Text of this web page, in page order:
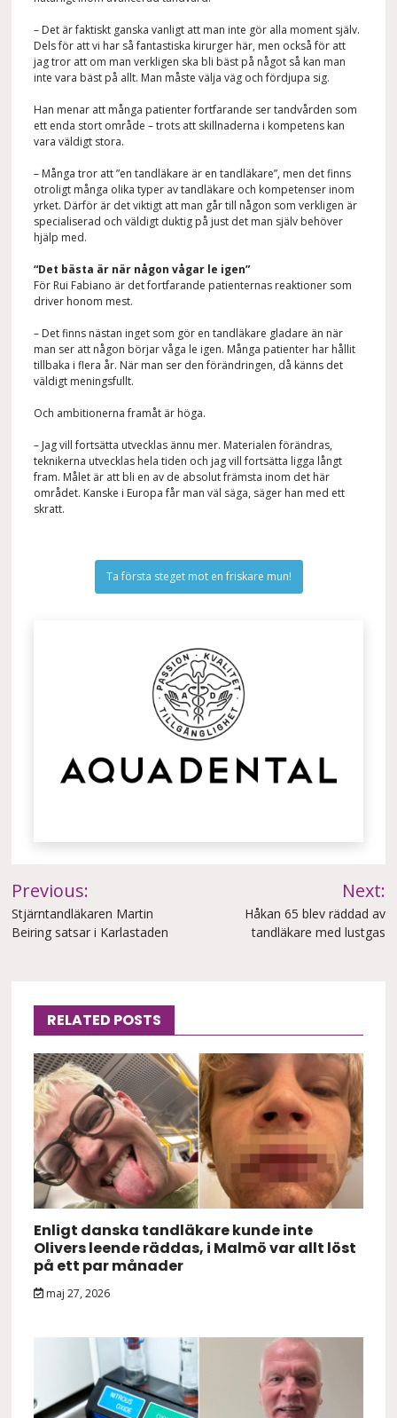
– Det är faktiskt ganska vanligt att man inte gör alla moment själv.
Dels för att vi har så fantastiska kirurger här, men också för att
jag tror att om man verkligen ska bli bäst på något så kan man
inte vara bäst på allt. Man måste välja väg och fördjupa sig.
Han menar att många patienter fortfarande ser tandvården som
ett enda stort område – trots att skillnaderna i kompetens kan
vara väldigt stora.
– Många tror att ”en tandläkare är en tandläkare”, men det finns
otroligt många olika typer av tandläkare och kompetenser inom
yrket. Därför är det viktigt att man går till någon som verkligen är
specialiserad och väldigt duktig på just det man själv behöver
hjälp med.
“Det bästa är när någon vågar le igen”
För Rui Fabiano är det fortfarande patienternas reaktioner som
driver honom mest.
– Det finns nästan inget som gör en tandläkare gladare än när
man ser att någon börjar våga le igen. Många patienter har hållit
tillbaka i flera år. När man ser den förändringen, då känns det
väldigt meningsfullt.
Och ambitionerna framåt är höga.
– Jag vill fortsätta utvecklas ännu mer. Materialen förändras,
teknikerna utvecklas hela tiden och jag vill fortsätta ligga långt
fram. Målet är att bli en av de absolut främsta inom det här
området. Kanske i Europa får man väl säga, säger han med ett
skratt.
Ta första steget mot en friskare mun!
Inläggsnavigering
Previous:
Stjärntandläkaren Martin
Beiring satsar i Karlastaden
Next:
Håkan 65 blev räddad av
tandläkare med lustgas
RELATED POSTS
Enligt danska tandläkare kunde inte
Olivers leende räddas, i Malmö var allt löst
på ett par månader
maj 27, 2026